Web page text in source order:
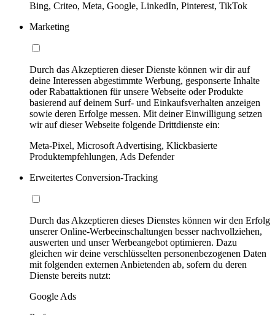
Bing, Criteo, Meta, Google, LinkedIn, Pinterest, TikTok
Marketing
Durch das Akzeptieren dieser Dienste können wir dir auf
deine Interessen abgestimmte Werbung, gesponserte Inhalte
oder Rabattaktionen für unsere Webseite oder Produkte
basierend auf deinem Surf- und Einkaufsverhalten anzeigen
sowie deren Erfolge messen. Mit deiner Einwilligung setzen
wir auf dieser Webseite folgende Drittdienste ein:
Meta-Pixel, Microsoft Advertising, Klickbasierte
Produktempfehlungen, Ads Defender
Erweitertes Conversion-Tracking
Durch das Akzeptieren dieses Dienstes können wir den Erfolg
unserer Online-Werbeeinschaltungen besser nachvollziehen,
auswerten und unser Werbeangebot optimieren. Dazu
gleichen wir deine verschlüsselten personenbezogenen Daten
mit folgenden externen Anbietenden ab, sofern du deren
Dienste bereits nutzt:
Google Ads